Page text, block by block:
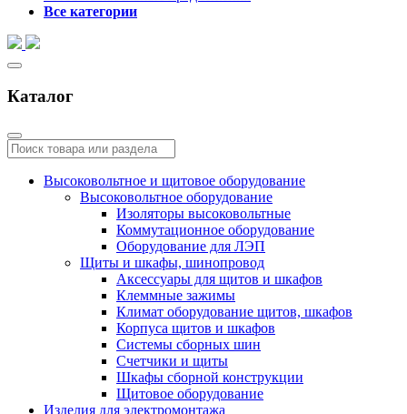
Все категории
Каталог
Высоковольтное и щитовое оборудование
Высоковольтное оборудование
Изоляторы высоковольтные
Коммутационное оборудование
Оборудование для ЛЭП
Щиты и шкафы, шинопровод
Аксессуары для щитов и шкафов
Клеммные зажимы
Климат оборудование щитов, шкафов
Корпуса щитов и шкафов
Системы сборных шин
Счетчики и щиты
Шкафы сборной конструкции
Щитовое оборудование
Изделия для электромонтажа